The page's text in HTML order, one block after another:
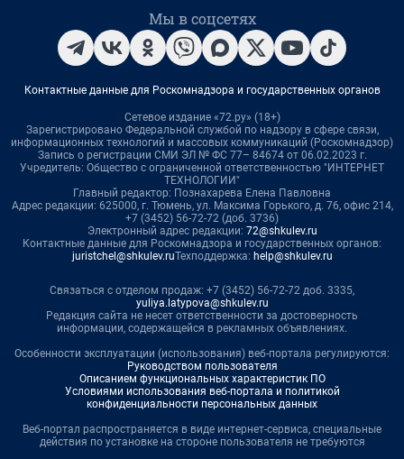
Мы в соцсетях
Контактные данные для Роскомнадзора и государственных органов
Сетевое издание «72.ру» (18+)
Зарегистрировано Федеральной службой по надзору в сфере связи,
информационных технологий и массовых коммуникаций (Роскомнадзор)
Запись о регистрации СМИ ЭЛ № ФС 77– 84674 от 06.02.2023 г.
Учредитель: Общество с ограниченной ответственностью "ИНТЕРНЕТ
ТЕХНОЛОГИИ"
Главный редактор: Познахарева Елена Павловна
Адрес редакции: 625000, г. Тюмень, ул. Максима Горького, д. 76, офис 214,
+7 (3452) 56-72-72 (доб. 3736)
Электронный адрес редакции: 72@shkulev.ru
Контактные данные для Роскомнадзора и государственных органов:
juristchel@shkulev.ruТехподдержка: help@shkulev.ru
Связаться с отделом продаж: +7 (3452) 56-72-72 доб. 3335,
yuliya.latypova@shkulev.ru
Редакция сайта не несет ответственности за достоверность
информации, содержащейся в рекламных объявлениях.
Особенности эксплуатации (использования) веб-портала регулируются:
Руководством пользователя
Описанием функциональных характеристик ПО
Условиями использования веб-портала и политикой
конфиденциальности персональных данных
Веб-портал распространяется в виде интернет-сервиса, специальные
действия по установке на стороне пользователя не требуются